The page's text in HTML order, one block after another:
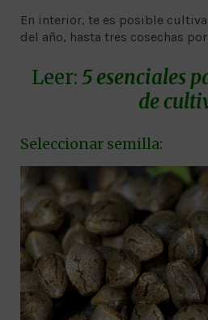
En interior, te es posible
del año, hasta tres cosechas
Leer: 5 esenciales
de
Seleccionar semilla: